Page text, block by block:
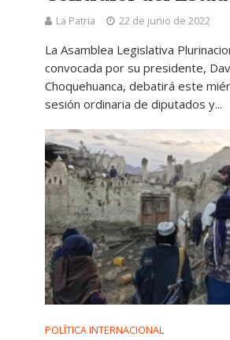
La Patria 22 de junio de 2022
La Asamblea Legislativa
convocada por su presidente,
Choquehuanca, debatirá este
sesión ordinaria de diputados y...
POLÍTICA INTERNACIONAL